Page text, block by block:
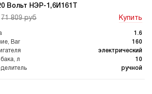
Вольт НЭР-1,6И161Т
71 809 руб Купить
1.6
160
электрический
10
ручной